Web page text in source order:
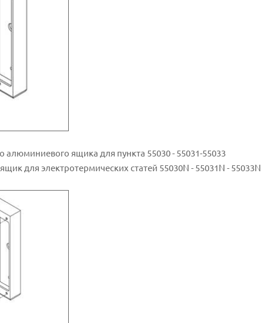
алюминиевого ящика для пункта 55030 - 55031-55033
для электротермических статей 55030N - 55031N - 55033N